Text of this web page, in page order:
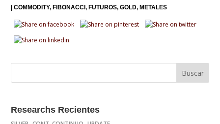
|COMMODITY FIBONACCI FUTUROS GOLD METALES
Researchs Recientes